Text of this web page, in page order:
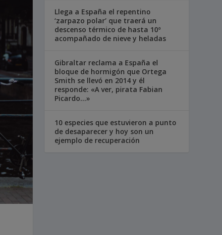
Llega a España el repentino
‘zarpazo polar’ que traerá un
descenso térmico de hasta 10º
acompañado de nieve y heladas
Gibraltar reclama a España el
bloque de hormigón que Ortega
Smith se llevó en 2014 y él
responde: «A ver, pirata Fabian
Picardo…»
10 especies que estuvieron a punto
de desaparecer y hoy son un
ejemplo de recuperación